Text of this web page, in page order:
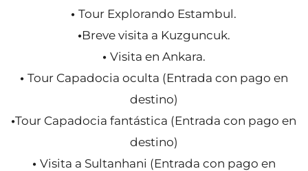
•Tour Explorando Estambul.
•Breve visita a Kuzguncuk.
• Visita en Ankara.
• Tour Capadocia oculta (Entrada con pago en
destino)
•Tour Capadocia fantástica (Entrada con pago en
destino)
• Visita a Sultanhani (Entrada con pago en